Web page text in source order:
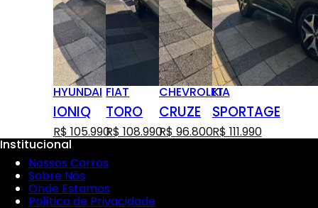
HYUNDAI
IONIQ
R$ 105.990
FIAT
TORO
R$ 108.990
CHEVROLET
CRUZE
R$ 96.800
KIA
SPORTAGE
R$ 111.990
Institucional
Nossos Carros
Sobre Nós
Onde Estamos
Política de Privacidade